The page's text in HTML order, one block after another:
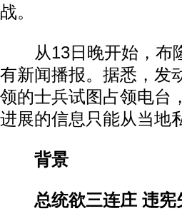
战。
从13日晚开始，布隆
有新闻播报。据悉，发
领的士兵试图占领电台
进展的信息只能从当地
背景
总统欲三连庄 违宪